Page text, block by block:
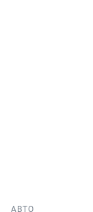
АВТО